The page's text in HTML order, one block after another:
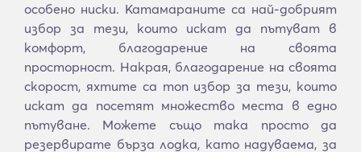
особено ниски. Катамараните са най-добрият
избор за тези, които искат да пътуват в
комфорт, благодарение на своята
просторност. Накрая, благодарение на своята
скорост, яхтите са топ избор за тези, които
искат да посетят множество места в едно
пътуване. Можете също така просто да
резервирате бърза лодка, като надуваема, за